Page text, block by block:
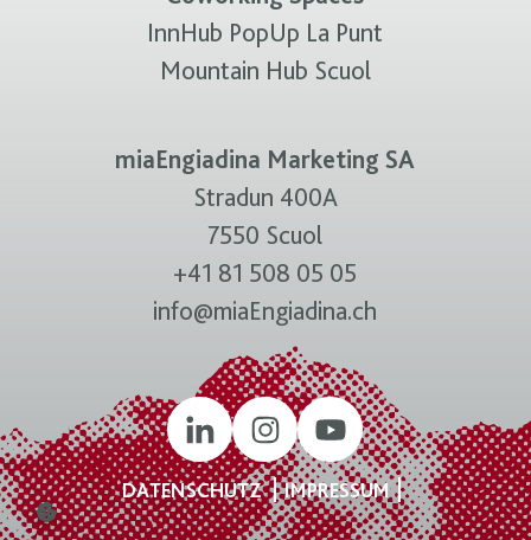
InnHub PopUp La Punt
Mountain Hub Scuol
miaEngiadina Marketing SA
Stradun 400A
7550 Scuol
+41 81 508 05 05
info@miaEngiadina.ch
DATENSCHUTZ IMPRESSUM